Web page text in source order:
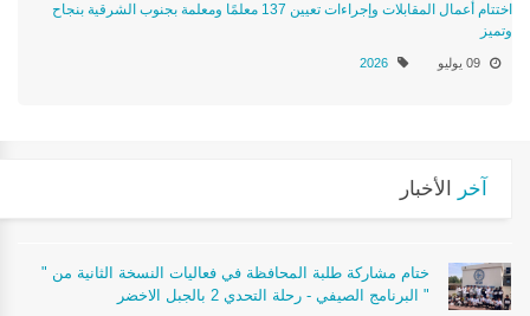
اختتام أعمال المقابلات وإجراءات تعيين 137 معلمًا ومعلمة بجنوب الشرقية بنجاح
وتميز
09 يوليو 2026
آخر الأخبار
ختام مشاركة طلبة المحافظة في فعاليات النسخة الثانية من "
البرنامج الصيفي - رحلة التحدي 2 بالجبل الاخضر "